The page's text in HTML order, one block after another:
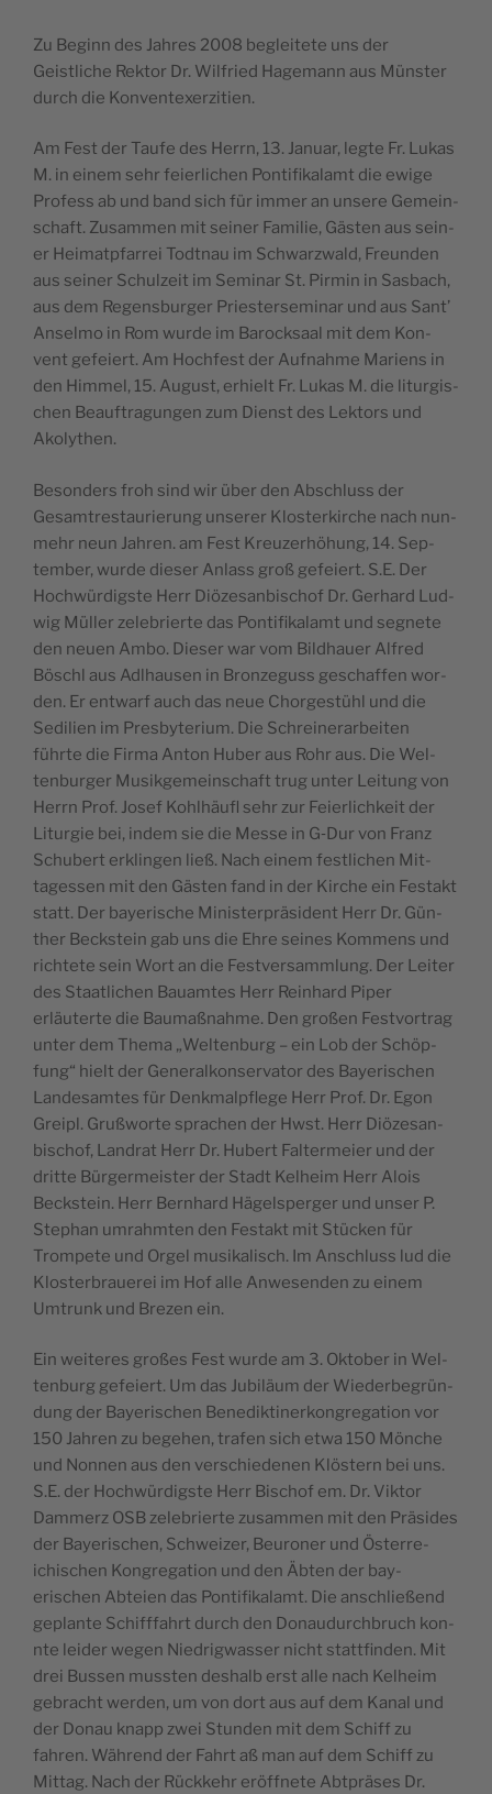
Zu Beginn des Jahres 2008 begleit­ete uns der
Geistliche Rek­tor Dr. Wil­fried Hage­mann aus Mün­ster
durch die Konventexerzitien.
Am Fest der Taufe des Her­rn, 13. Jan­u­ar, legte Fr. Lukas
M. in einem sehr feier­lichen Pon­tif­ikalamt die ewige
Pro­fess ab und band sich für immer an unsere Gemein­
schaft. Zusam­men mit sein­er Fam­i­lie, Gästen aus sein­
er Heimatp­far­rei Todt­nau im Schwarzwald, Fre­un­den
aus sein­er Schulzeit im Sem­i­nar St. Pirmin in Sas­bach,
aus dem Regens­burg­er Priestersem­i­nar und aus Sant’
Ansel­mo in Rom wurde im Barock­saal mit dem Kon­
vent gefeiert. Am Hochfest der Auf­nahme Mariens in
den Him­mel, 15. August, erhielt Fr. Lukas M. die litur­gis­
chen Beauf­tra­gun­gen zum Dienst des Lek­tors und
Akolythen.
Beson­ders froh sind wir über den Abschluss der
Gesamtrestau­rierung unser­er Klosterkirche nach nun­
mehr neun Jahren. am Fest Kreuzer­höhung, 14. Sep­
tem­ber, wurde dieser Anlass groß gefeiert. S.E. Der
Hochwürdig­ste Herr Diöze­san­bischof Dr. Ger­hard Lud­
wig Müller zele­bri­erte das Pon­tif­ikalamt und seg­nete
den neuen Ambo. Dieser war vom Bild­hauer Alfred
Böschl aus Adl­hausen in Bronze­guss geschaf­fen wor­
den. Er ent­warf auch das neue Chorgestühl und die
Sedilien im Pres­by­teri­um. Die Schreinerar­beit­en
führte die Fir­ma Anton Huber aus Rohr aus. Die Wel­
tenburg­er Musikge­mein­schaft trug unter Leitung von
Her­rn Prof. Josef Kohlhäu­fl sehr zur Feier­lichkeit der
Liturgie bei, indem sie die Messe in G‑Dur von Franz
Schu­bert erklin­gen ließ. Nach einem fes­tlichen Mit­
tagessen mit den Gästen fand in der Kirche ein Fes­takt
statt. Der bay­erische Min­is­ter­präsi­dent Herr Dr. Gün­
ther Beck­stein gab uns die Ehre seines Kom­mens und
richtete sein Wort an die Festver­samm­lung. Der Leit­er
des Staatlichen Bauamtes Herr Rein­hard Piper
erläuterte die Bau­maß­nahme. Den großen Festvor­trag
unter dem The­ma „Wel­tenburg – ein Lob der Schöp­
fung“ hielt der Gen­er­alkon­ser­va­tor des Bay­erischen
Lan­desamtes für Denkmalpflege Herr Prof. Dr. Egon
Greipl. Gruß­worte sprachen der Hwst. Herr Diöze­san­
bischof, Lan­drat Herr Dr. Hubert Fal­ter­meier und der
dritte Bürg­er­meis­ter der Stadt Kel­heim Herr Alois
Beck­stein. Herr Bern­hard Hägelsperg­er und unser P.
Stephan umrahmten den Fes­takt mit Stück­en für
Trompete und Orgel musikalisch. Im Anschluss lud die
Kloster­brauerei im Hof alle Anwe­senden zu einem
Umtrunk und Brezen ein.
Ein weit­eres großes Fest wurde am 3. Okto­ber in Wel­
tenburg gefeiert. Um das Jubiläum der Wieder­be­grün­
dung der Bay­erischen Benedik­tin­erkon­gre­ga­tion vor
150 Jahren zu bege­hen, trafen sich etwa 150 Mönche
und Non­nen aus den ver­schiede­nen Klöstern bei uns.
S.E. der Hochwürdig­ste Herr Bischof em. Dr. Vik­tor
Dammerz OSB zele­bri­erte zusam­men mit den Prä­sides
der Bay­erischen, Schweiz­er, Beu­roner und Öster­re­
ichis­chen Kon­gre­ga­tion und den Äbten der bay­
erischen Abteien das Pon­tif­ikalamt. Die anschließend
geplante Schiff­fahrt durch den Donaudurch­bruch kon­
nte lei­der wegen Niedrig­wass­er nicht stat­tfind­en. Mit
drei Bussen mussten deshalb erst alle nach Kel­heim
gebracht wer­den, um von dort aus auf dem Kanal und
der Donau knapp zwei Stun­den mit dem Schiff zu
fahren. Während der Fahrt aß man auf dem Schiff zu
Mit­tag. Nach der Rück­kehr eröffnete Abt­präs­es Dr.